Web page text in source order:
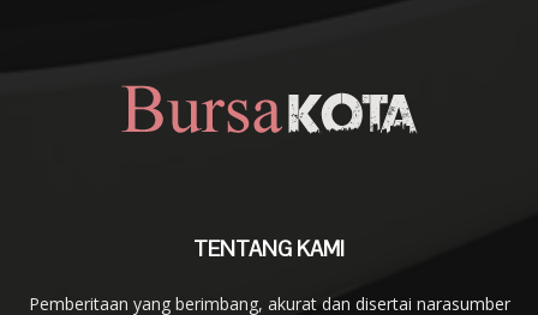
TENTANG KAMI
Pemberitaan yang berimbang, akurat dan disertai narasumber